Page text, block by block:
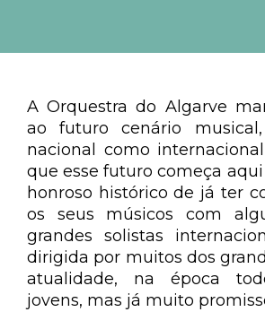
A Orquestra do Algarve
ao futuro cenário
nacional como
que esse futuro começa
honroso histórico de já ter
os seus músicos com
grandes solistas
dirigida por muitos dos
atualidade, na época
jovens, mas já muito